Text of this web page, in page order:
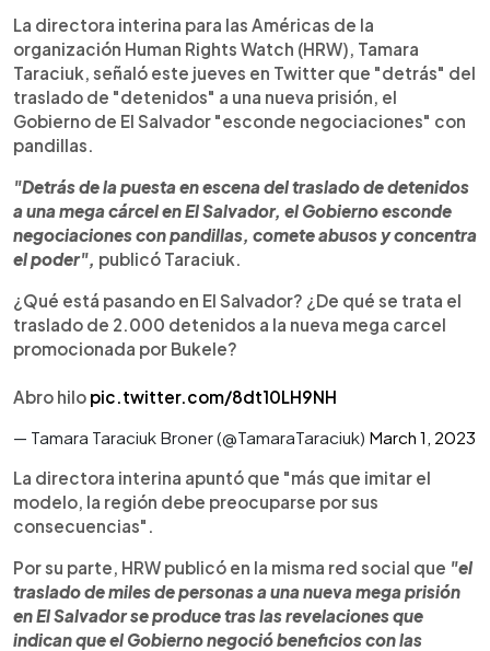
► Escuchar artículo
La directora interina para las Américas de la
organización Human Rights Watch (HRW), Tamara
Taraciuk, señaló este jueves en Twitter que "detrás" del
traslado de "detenidos" a una nueva prisión, el
Gobierno de El Salvador "esconde negociaciones" con
pandillas.
"Detrás de la puesta en escena del traslado de detenidos
a una mega cárcel en El Salvador, el Gobierno esconde
negociaciones con pandillas, comete abusos y concentra
el poder", publicó Taraciuk.
¿Qué está pasando en El Salvador? ¿De qué se trata el
traslado de 2.000 detenidos a la nueva mega carcel
promocionada por Bukele?
Abro hilo pic.twitter.com/8dt10LH9NH
— Tamara Taraciuk Broner (@TamaraTaraciuk) March 1, 2023
La directora interina apuntó que "más que imitar el
modelo, la región debe preocuparse por sus
consecuencias".
Por su parte, HRW publicó en la misma red social que "el
traslado de miles de personas a una nueva mega prisión
en El Salvador se produce tras las revelaciones que
indican que el Gobierno negoció beneficios con las